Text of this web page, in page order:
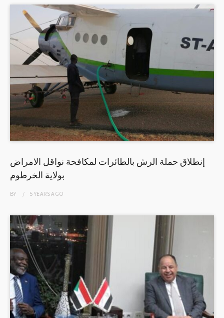
إنطلاق حملة الرش بالطائرات لمكافحة نواقل الامراض
بولاية الخرطوم
BY 5 YEARSAGO